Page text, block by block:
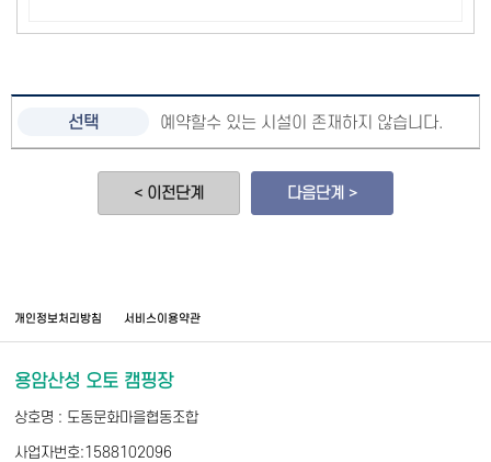
예약할수 있는 시설이 존재하지 않습니다.
< 이전단계 다음단계 >
개인정보처리방침 서비스이용약관
용암산성 오토 캠핑장
상호명 : 도동문화마을협동조합
사업자번호:1588102096